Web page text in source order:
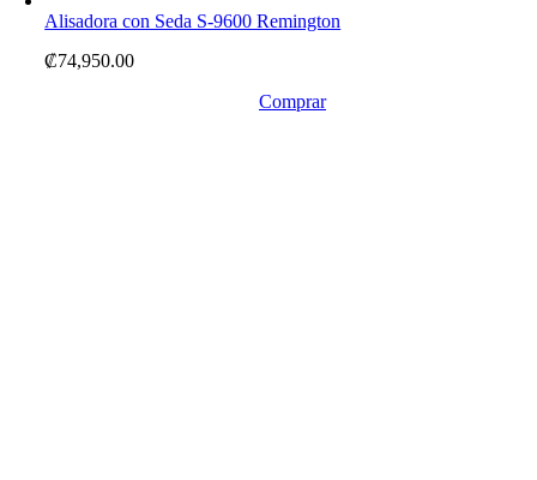
Alisadora con Seda S-9600 Remington
₡74,950.00
Comprar